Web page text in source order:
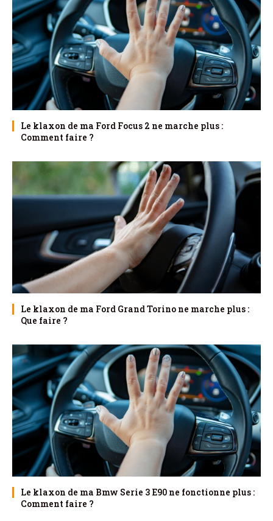
Le klaxon de ma Ford Focus 2 ne marche plus :
Comment faire ?
Le klaxon de ma Ford Grand Torino ne marche plus :
Que faire ?
Le klaxon de ma Bmw Serie 3 E90 ne fonctionne plus :
Comment faire ?